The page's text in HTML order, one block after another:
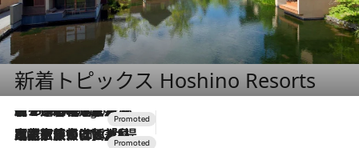
新着トピックス Hoshino Resorts
8 Hours Ago
【トンボの足水浴】ヒノキの香りに包まれて涼感マックス！約13℃の湧水かけ流しを避暑地「星野温泉 トンボの湯」で体験
2026.7.31
【ホテル帰省】という選択肢をOMOが提案。家族とほどよい距離を保つには「昼は実家、夜は気兼ねなくホテルで！」